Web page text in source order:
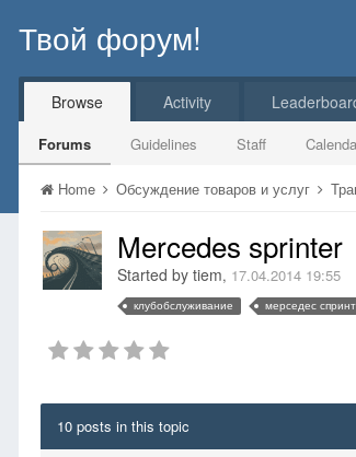
Твой форум!
Browse
Forums Guidelines Staff
Activity
Home Обсуждение товаров и услуг
Mercedes sprinter
Started by tiem, 17.04.2014 19:55
клубобслуживание мерседес
10 posts in this topic